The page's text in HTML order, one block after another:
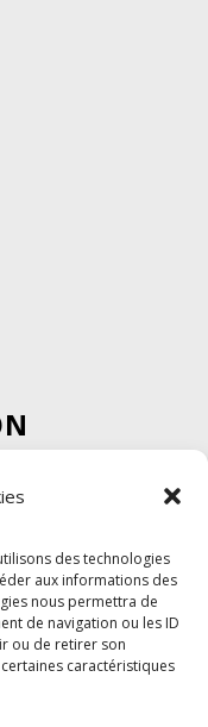
des technologies
aux informations des
nous permettra de
de navigation ou les ID
ou de retirer son
caractéristiques